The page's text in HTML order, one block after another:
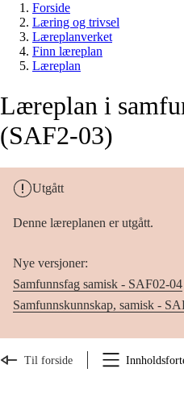
Forside
Læring og trivsel
Læreplanverket
Finn læreplan
Læreplan
Læreplan i
(SAF2-03)
Utgått
Denne læreplanen er utgått.
Nye versjoner:
Samfunnsfag samisk - SAF02-04
Samfunnskunnskap, samisk -
Til forside